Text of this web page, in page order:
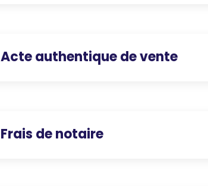
Acte authentique de vente
Frais de notaire